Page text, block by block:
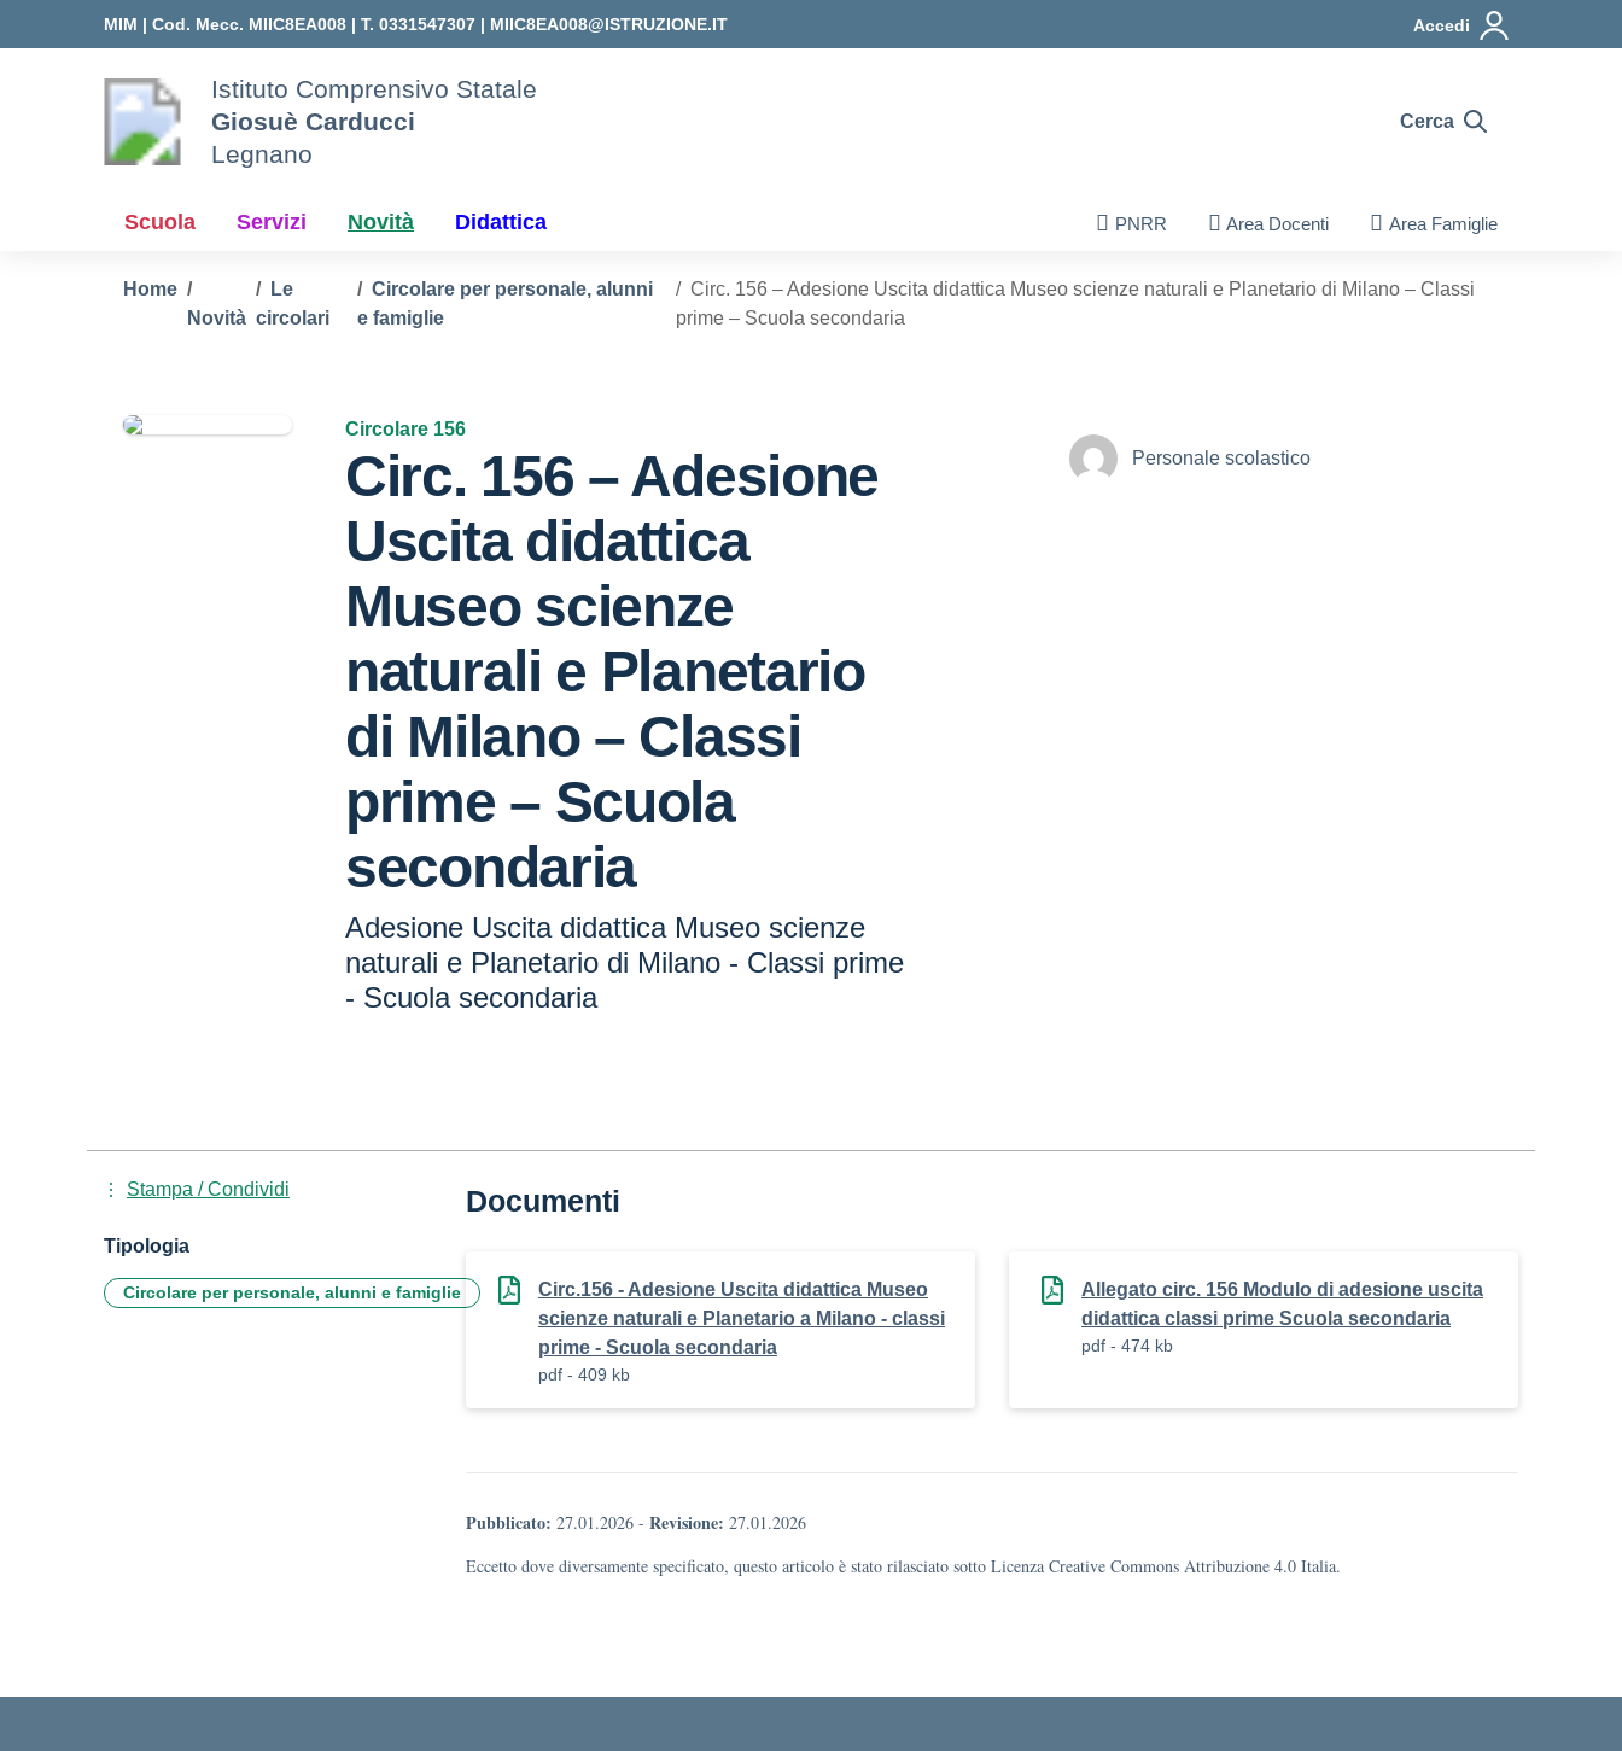
MIM | Cod. Mecc. MIIC8EA008 | T. 0331547307 | MIIC8EA008@ISTRUZIONE.IT Accedi
Istituto Comprensivo Statale
Giosuè Carducci
Legnano
Cerca
Scuola Servizi Novità Didattica PNRR Area Docenti Area Famiglie
Home
Novità
Le
circolari
Circolare per personale, alunni
e famiglie
Circ. 156 – Adesione Uscita didattica Museo scienze naturali e Planetario di Milano – Classi
prime – Scuola secondaria
Circolare 156
Circ. 156 – Adesione
Uscita didattica
Museo scienze
naturali e Planetario
di Milano – Classi
prime – Scuola
secondaria
Adesione Uscita didattica Museo scienze
naturali e Planetario di Milano - Classi prime
- Scuola secondaria
Personale scolastico
Documenti
Circ.156 - Adesione Uscita didattica Museo
scienze naturali e Planetario a Milano - classi
prime - Scuola secondaria
pdf - 409 kb
Allegato circ. 156 Modulo di adesione uscita
didattica classi prime Scuola secondaria
pdf - 474 kb
Pubblicato: 27.01.2026 - Revisione: 27.01.2026
Eccetto dove diversamente specificato, questo articolo è stato rilasciato sotto Licenza Creative Commons Attribuzione 4.0 Italia.
Stampa / Condividi
Tipologia
Circolare per personale, alunni e famiglie